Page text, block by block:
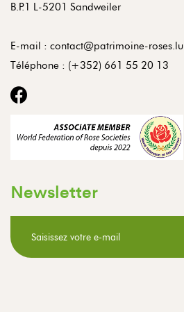
B.P.1 L-5201 Sandweiler
E-mail : contact@patrimoine-roses.lu
Téléphone : (+352) 661 55 20 13
Newsletter